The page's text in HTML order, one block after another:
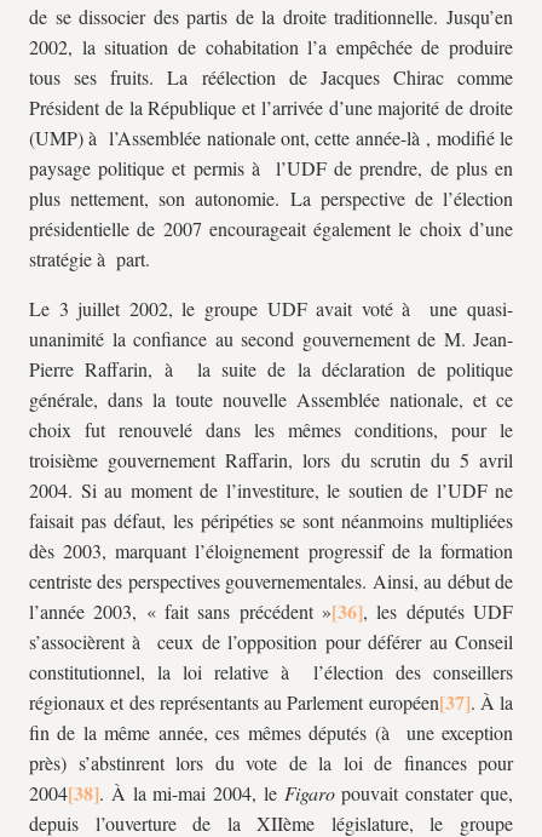
de se dissocier des partis de la droite traditionnelle. Jusqu’en
2002, la situation de cohabitation l’a empêchée de produire
tous ses fruits. La réélection de Jacques Chirac comme
Président de la République et l’arrivée d’une majorité de droite
(UMP) à l’Assemblée nationale ont, cette année-là , modifié le
paysage politique et permis à l’UDF de prendre, de plus en
plus nettement, son autonomie. La perspective de l’élection
présidentielle de 2007 encourageait également le choix d’une
stratégie à part.
Le 3 juillet 2002, le groupe UDF avait voté à une quasi-
unanimité la confiance au second gouvernement de M. Jean-
Pierre Raffarin, à la suite de la déclaration de politique
générale, dans la toute nouvelle Assemblée nationale, et ce
choix fut renouvelé dans les mêmes conditions, pour le
troisième gouvernement Raffarin, lors du scrutin du 5 avril
2004. Si au moment de l’investiture, le soutien de l’UDF ne
faisait pas défaut, les péripéties se sont néanmoins multipliées
dès 2003, marquant l’éloignement progressif de la formation
centriste des perspectives gouvernementales. Ainsi, au début de
l’année 2003, « fait sans précédent »
, les députés UDF
s’associèrent à ceux de l’opposition pour déférer au Conseil
constitutionnel, la loi relative à l’élection des conseillers
régionaux et des représentants au Parlement européen
. À la
fin de la même année, ces mêmes députés (à une exception
près) s’abstinrent lors du vote de la loi de finances pour
2004
. À la mi-mai 2004, le Figaropouvait constater que,
depuis l’ouverture de la XIIème législature, le groupe